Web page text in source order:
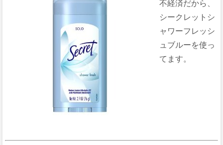
不経済だから、
シークレットシ
ャワーフレッシ
ュブルーを使っ
てます。